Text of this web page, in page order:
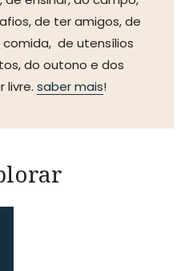
de ter amigos, de
de utensílios
do outono e dos
livre. saber mais!